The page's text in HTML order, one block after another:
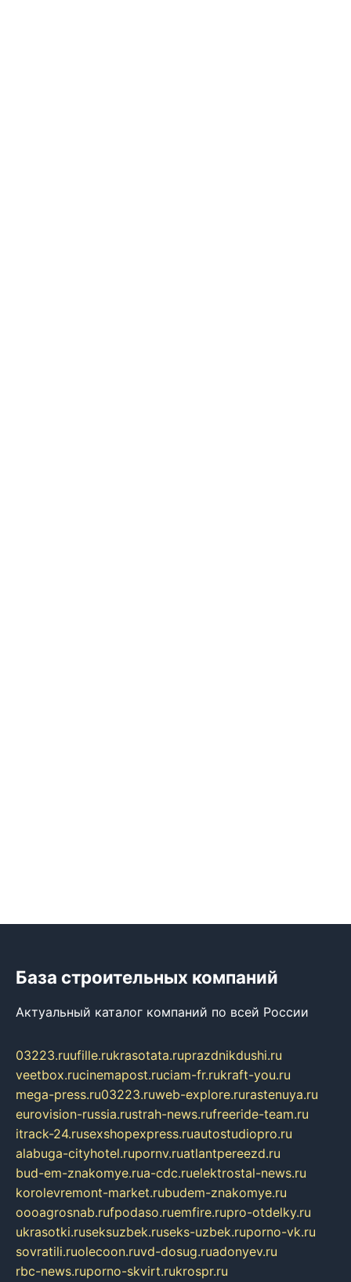
База строительных компаний
Актуальный каталог компаний по всей России
03223.ruufille.rukrasotata.ruprazdnikdushi.ru
veetbox.rucinemapost.ruciam-fr.rukraft-you.ru
mega-press.ru03223.ruweb-explore.rurastenuya.ru
eurovision-russia.rustrah-news.rufreeride-team.ru
itrack-24.rusexshopexpress.ruautostudiopro.ru
alabuga-cityhotel.rupornv.ruatlantpereezd.ru
bud-em-znakomye.rua-cdc.ruelektrostal-news.ru
korolevremont-market.rubudem-znakomye.ru
oooagrosnab.rufpodaso.ruemfire.rupro-otdelky.ru
ukrasotki.ruseksuzbek.ruseks-uzbek.ruporno-vk.ru
sovratili.ruolecoon.ruvd-dosug.ruadonyev.ru
rbc-news.ruporno-skvirt.rukrospr.ru